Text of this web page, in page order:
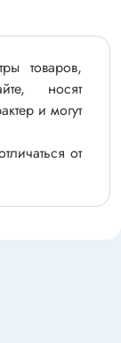
товаров,
носят
и могут
от